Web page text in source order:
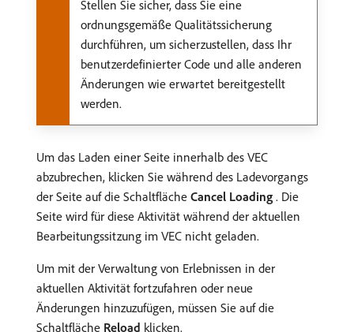
Stellen Sie sicher, dass Sie eine
ordnungsgemäße Qualitätssicherung
durchführen, um sicherzustellen, dass Ihr
benutzerdefinierter Code und alle anderen
Änderungen wie erwartet bereitgestellt
werden.
Um das Laden einer Seite innerhalb des VEC
abzubrechen, klicken Sie während des Ladevorgangs
der Seite auf die Schaltfläche Cancel Loading . Die
Seite wird für diese Aktivität während der aktuellen
Bearbeitungssitzung im VEC nicht geladen.
Um mit der Verwaltung von Erlebnissen in der
aktuellen Aktivität fortzufahren oder neue
Änderungen hinzuzufügen, müssen Sie auf die
Schaltfläche Reload klicken.